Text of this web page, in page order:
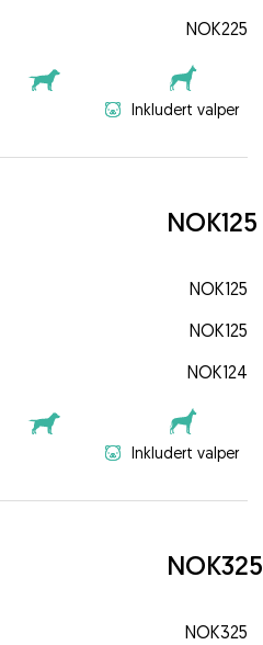
NOK225
Inkludert valper
NOK125
NOK125
NOK125
NOK124
Inkludert valper
NOK325
NOK325